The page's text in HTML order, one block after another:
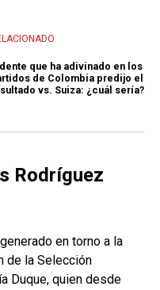
que ha adivinado en los
de Colombia predijo el
vs. Suiza: ¿cuál sería?
Rodríguez
en torno a la
de la Selección
Duque, quien desde